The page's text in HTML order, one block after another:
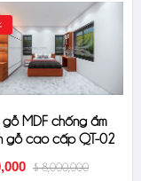
MDF chống ẩm
gỗ cao cấp QT-02
$ 8,000,000